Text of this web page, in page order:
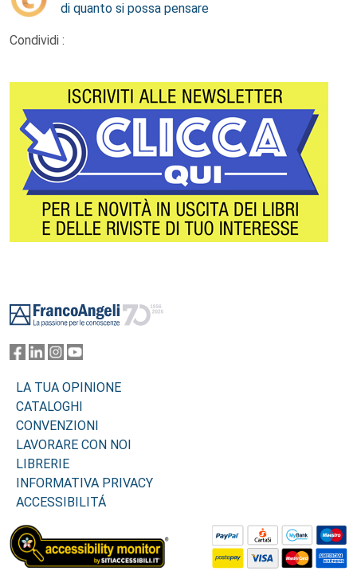
di quanto si possa pensare
Condividi :
LA TUA OPINIONE
CATALOGHI
CONVENZIONI
LAVORARE CON NOI
LIBRERIE
INFORMATIVA PRIVACY
ACCESSIBILITÁ